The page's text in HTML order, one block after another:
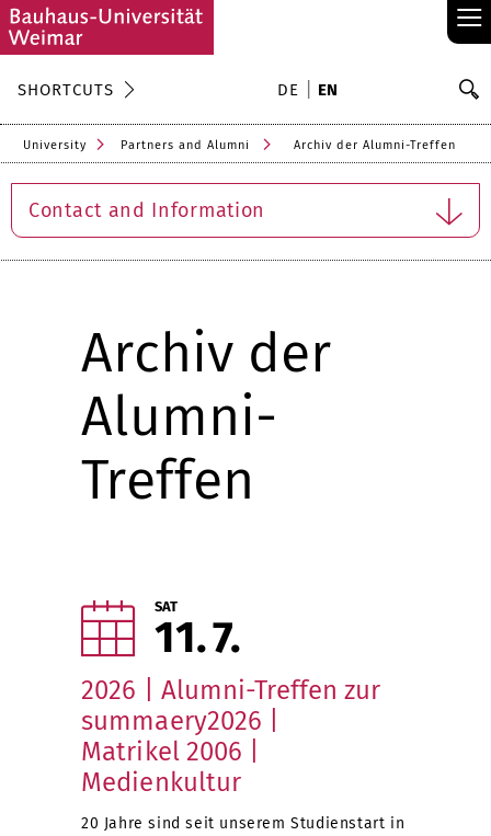
≡
SHORTCUTS DE EN
University Partners and Alumni Archiv der Alumni-Treffen
Contact and Information
Archiv der
Alumni-
Treffen
SAT
11 7
2026 | Alumni-Treffen zur
summaery2026 |
Matrikel 2006 |
Medienkultur
20 Jahre sind seit unserem Studienstart in